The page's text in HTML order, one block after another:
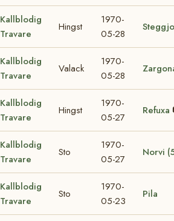
Kallblodig
Travare
Hingst
1970-
05-28
Kallblodig
Travare
Valack
1970-
05-28
Kallblodig
Travare
Hingst
1970-
05-27
Refuxa
Kallblodig
Travare
Sto
1970-
05-27
Norvi
Kallblodig
Travare
Sto
1970-
05-23
Pila